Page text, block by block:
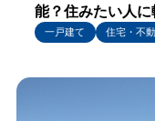
能？住みたい人に
一戸建て
住宅・不